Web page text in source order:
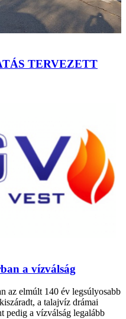
TERVEZETT
a vízválság
az elmúlt 140 év legsúlyosabb
a talajvíz drámai
pedig a vízválság legalább